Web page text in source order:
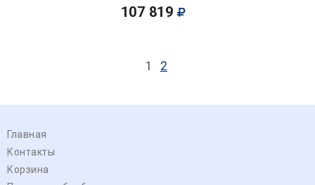
107 819
1 2
Главная
Контакты
Корзина